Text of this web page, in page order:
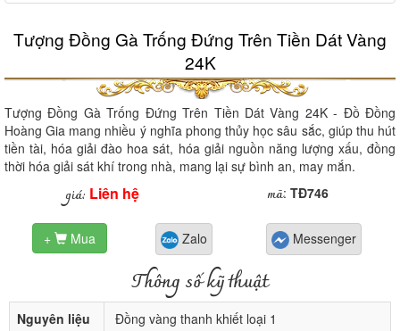
Tượng Đồng Gà Trống Đứng Trên Tiền Dát Vàng
24K
Tượng Đồng Gà Trống Đứng Trên Tiền Dát Vàng 24K - Đồ Đồng
Hoàng Gia mang nhiều ý nghĩa phong thủy học sâu sắc, giúp thu hút
tiền tài, hóa giải đào hoa sát, hóa giải nguồn năng lượng xấu, đồng
thời hóa giải sát khí trong nhà, mang lại sự bình an, may mắn.
giá: Liên hệ mã: TĐ746
+ Mua Zalo Messenger
Thông số kỹ thuật
Nguyên liệu
Đồng vàng thanh khiết loại 1